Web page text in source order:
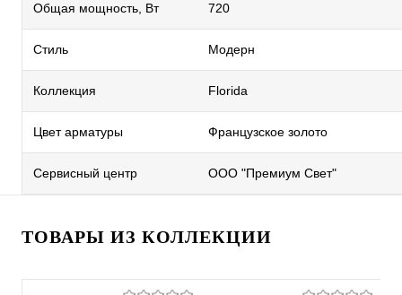
Общая мощность, Вт 720
Стиль Модерн
Коллекция Florida
Цвет арматуры Французское золото
Сервисный центр ООО "Премиум Свет"
ТОВАРЫ ИЗ КОЛЛЕКЦИИ